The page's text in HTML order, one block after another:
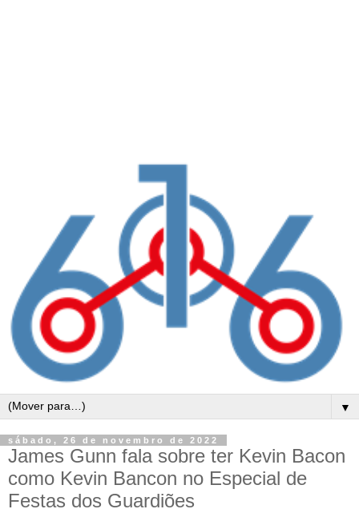
▼
sábado, 26 de novembro de 2022
James Gunn fala sobre ter Kevin Bacon
como Kevin Bancon no Especial de
Festas dos Guardiões